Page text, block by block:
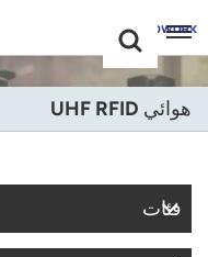
+86 -18681515767
English
Français
Deutsch
هوائي UHF RFID
فئات